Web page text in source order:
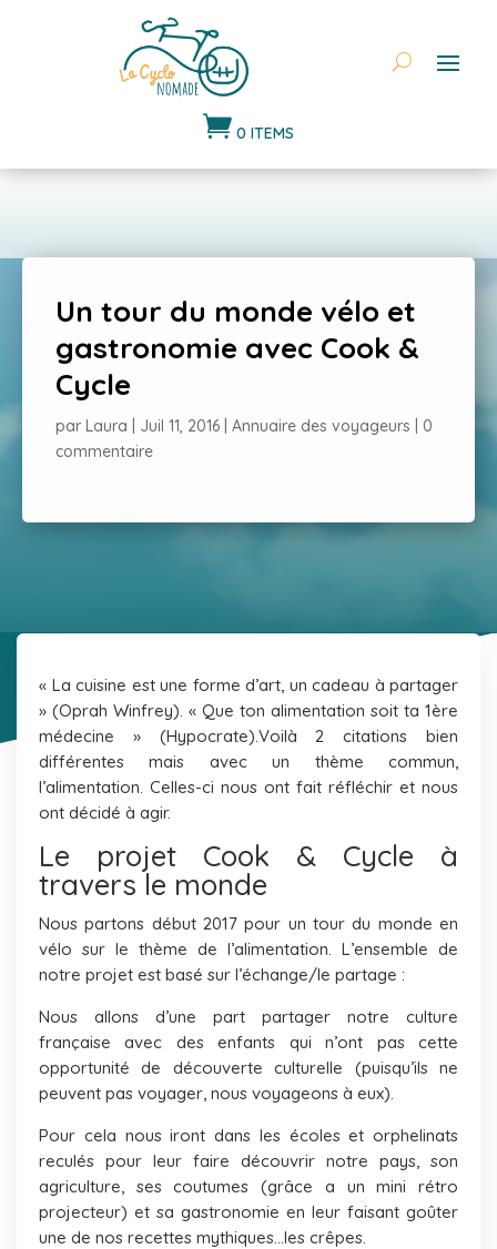
 0 ITEMS
Un tour du monde vélo et
gastronomie avec Cook &
Cycle
par Laura Juil 11, 2016 Annuaire des voyageurs
0
commentaire
« La cuisine est une forme d’art, un cadeau à partager
» (Oprah Winfrey). « Que ton alimentation soit ta 1ère
médecine » (Hypocrate).Voilà 2 citations bien
différentes mais avec un thème commun,
l’alimentation. Celles-ci nous ont fait réfléchir et nous
ont décidé à agir.
Le projet Cook & Cycle à
travers le monde
Nous partons début 2017 pour un tour du monde en
vélo sur le thème de l’alimentation. L’ensemble de
notre projet est basé sur l’échange/le partage :
Nous allons d’une part partager notre culture
française avec des enfants qui n’ont pas cette
opportunité de découverte culturelle (puisqu’ils ne
peuvent pas voyager, nous voyageons à eux).
Pour cela nous iront dans les écoles et orphelinats
reculés pour leur faire découvrir notre pays, son
agriculture, ses coutumes (grâce a un mini rétro
projecteur) et sa gastronomie en leur faisant goûter
une de nos recettes mythiques…les crêpes.